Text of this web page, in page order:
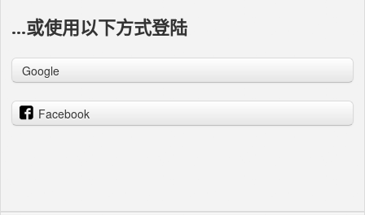
...或使用以下方式登陆
Google
Facebook